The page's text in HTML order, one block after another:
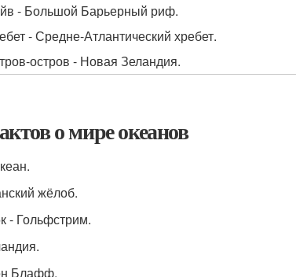
- Большой Барьерный риф.
- Средне-Атлантический хребет.
остров - Новая Зеландия.
о мире океанов
жёлоб.
- Гольфстрим.
Блафф.